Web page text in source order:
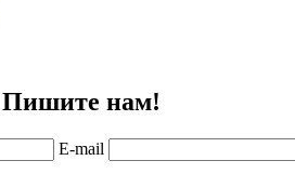
Пишите нам!
E-mail